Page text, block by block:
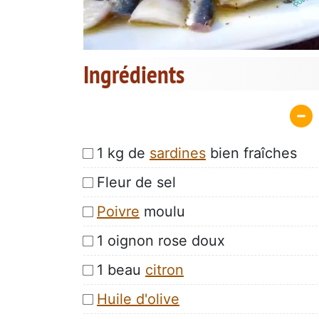
Ingrédients
1 kg de sardines bien fraîches
Fleur de sel
Poivre moulu
1 oignon rose doux
1 beau citron
Huile d'olive